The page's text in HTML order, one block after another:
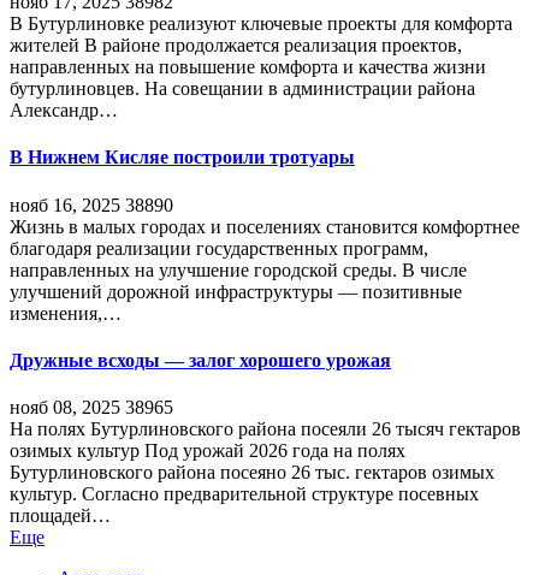
В Бутурлиновке реализуют ключевые проекты для комфорта
жителей В районе продолжается реализация проектов,
направленных на повышение комфорта и качества жизни
бутурлиновцев. На совещании в администрации района
Александр…
В Нижнем Кисляе построили тротуары
нояб 16, 2025 38890
Жизнь в малых городах и поселениях становится комфортнее
благодаря реализации государственных программ,
направленных на улучшение городской среды. В числе
улучшений дорожной инфраструктуры — позитивные
изменения,…
Дружные всходы — залог хорошего урожая
нояб 08, 2025 38965
На полях Бутурлиновского района посеяли 26 тысяч гектаров
озимых культур Под урожай 2026 года на полях
Бутурлиновского района посеяно 26 тыс. гектаров озимых
культур. Согласно предварительной структуре посевных
площадей…
Еще